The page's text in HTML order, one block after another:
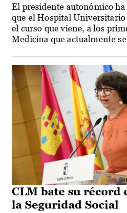
El presidente autonómico
que el Hospital Universitario
el curso que viene, a los
Medicina que actualmente
CLM bate su récord
la Seguridad Social